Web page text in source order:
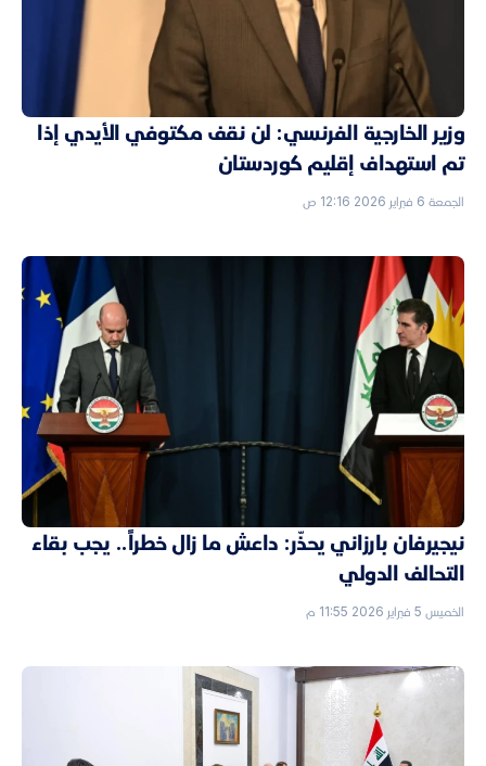
وزير الخارجية الفرنسي: لن نقف مكتوفي الأيدي إذا
تم استهداف إقليم كوردستان
الجمعة 6 فبراير 2026 12:16 ص
نيجيرفان بارزاني يحذّر: داعش ما زال خطراً.. يجب بقاء
التحالف الدولي
الخميس 5 فبراير 2026 11:55 م